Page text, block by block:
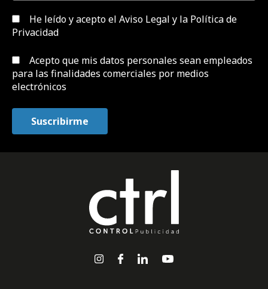
He leído y acepto el Aviso Legal y la Política de
Privacidad
Acepto que mis datos personales sean empleados
para las finalidades comerciales por medios
electrónicos